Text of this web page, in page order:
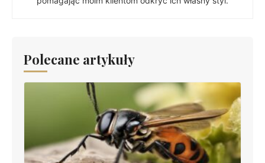
Polecane artykuły